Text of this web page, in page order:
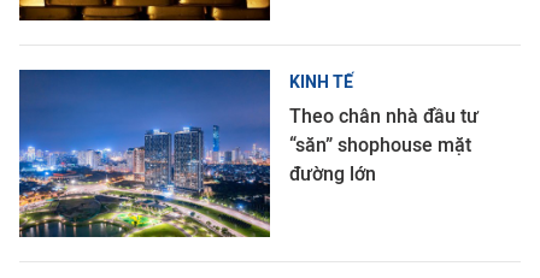
KINH TẾ
Theo chân nhà đầu tư
“săn” shophouse mặt
đường lớn